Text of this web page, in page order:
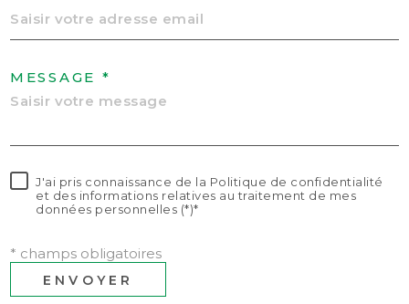
MESSAGE *
J'ai pris connaissance de la Politique de confidentialité
et des informations relatives au traitement de mes
données personnelles (*)*
* champs obligatoires
ENVOYER